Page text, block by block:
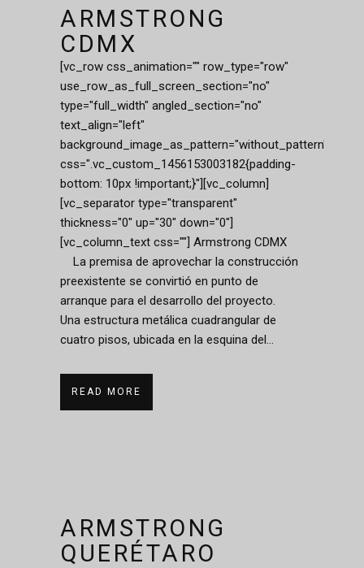
ARMSTRONG
CDMX
[vc_row css_animation="" row_type="row"
use_row_as_full_screen_section="no"
type="full_width" angled_section="no"
text_align="left"
background_image_as_pattern="without_pattern"
css=".vc_custom_1456153003182{padding-
bottom: 10px !important;}"][vc_column]
[vc_separator type="transparent"
thickness="0" up="30" down="0"]
[vc_column_text css=""] Armstrong CDMX
La premisa de aprovechar la construcción
preexistente se convirtió en punto de
arranque para el desarrollo del proyecto.
Una estructura metálica cuadrangular de
cuatro pisos, ubicada en la esquina del...
READ MORE
ARMSTRONG
QUERÉTARO